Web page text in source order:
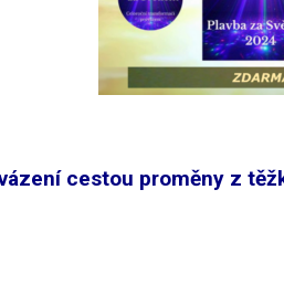
cestou proměny z